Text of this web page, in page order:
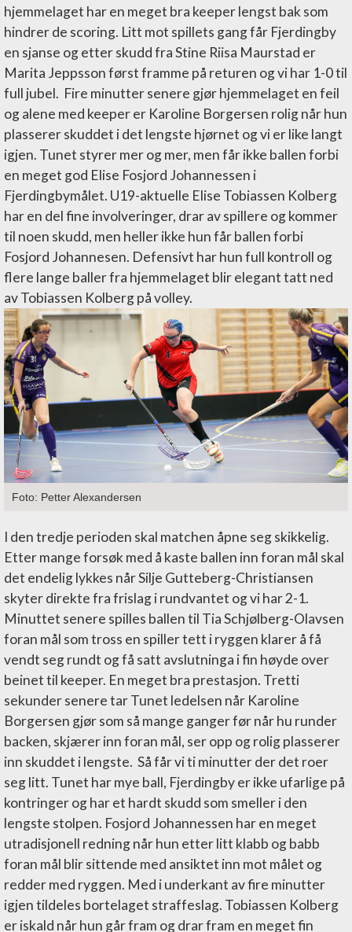
hjemmelaget har en meget bra keeper lengst bak som
hindrer de scoring. Litt mot spillets gang får Fjerdingby
en sjanse og etter skudd fra Stine Riisa Maurstad er
Marita Jeppsson først framme på returen og vi har 1-0 til
full jubel. Fire minutter senere gjør hjemmelaget en feil
og alene med keeper er Karoline Borgersen rolig når hun
plasserer skuddet i det lengste hjørnet og vi er like langt
igjen. Tunet styrer mer og mer, men får ikke ballen forbi
en meget god Elise Fosjord Johannessen i
Fjerdingbymålet. U19-aktuelle Elise Tobiassen Kolberg
har en del fine involveringer, drar av spillere og kommer
til noen skudd, men heller ikke hun får ballen forbi
Fosjord Johannesen. Defensivt har hun full kontroll og
flere lange baller fra hjemmelaget blir elegant tatt ned
av Tobiassen Kolberg på volley.
Foto: Petter Alexandersen
I den tredje perioden skal matchen åpne seg skikkelig.
Etter mange forsøk med å kaste ballen inn foran mål skal
det endelig lykkes når Silje Gutteberg-Christiansen
skyter direkte fra frislag i rundvantet og vi har 2-1.
Minuttet senere spilles ballen til Tia Schjølberg-Olavsen
foran mål som tross en spiller tett i ryggen klarer å få
vendt seg rundt og få satt avslutninga i fin høyde over
beinet til keeper. En meget bra prestasjon. Tretti
sekunder senere tar Tunet ledelsen når Karoline
Borgersen gjør som så mange ganger før når hu runder
backen, skjærer inn foran mål, ser opp og rolig plasserer
inn skuddet i lengste. Så får vi ti minutter der det roer
seg litt. Tunet har mye ball, Fjerdingby er ikke ufarlige på
kontringer og har et hardt skudd som smeller i den
lengste stolpen. Fosjord Johannessen har en meget
utradisjonell redning når hun etter litt klabb og babb
foran mål blir sittende med ansiktet inn mot målet og
redder med ryggen. Med i underkant av fire minutter
igjen tildeles bortelaget straffeslag. Tobiassen Kolberg
er iskald når hun går fram og drar fram en meget fin